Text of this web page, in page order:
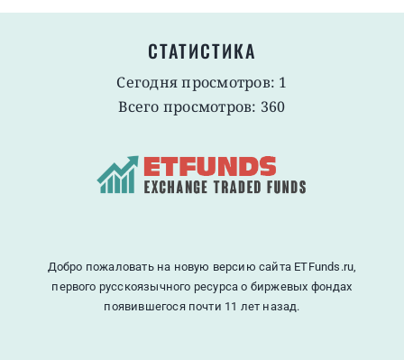
СТАТИСТИКА
Сегодня просмотров: 1
Всего просмотров: 360
Добро пожаловать на новую версию сайта ETFunds.ru,
первого русскоязычного ресурса о биржевых фондах
появившегося почти 11 лет назад.